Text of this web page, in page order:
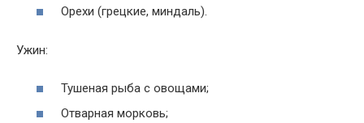
Орехи (грецкие, миндаль).
Ужин:
Тушеная рыба с овощами;
Отварная морковь;